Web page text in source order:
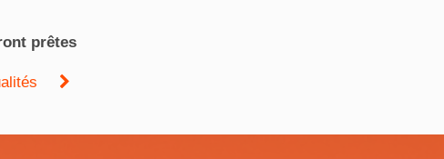
prêtes